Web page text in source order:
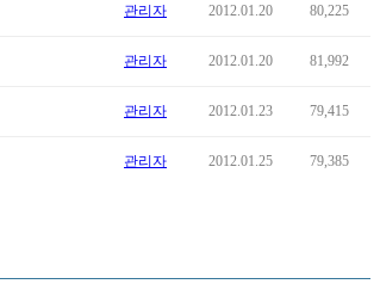
관리자 2012.01.20 80,225
관리자 2012.01.20 81,992
관리자 2012.01.23 79,415
관리자 2012.01.25 79,385